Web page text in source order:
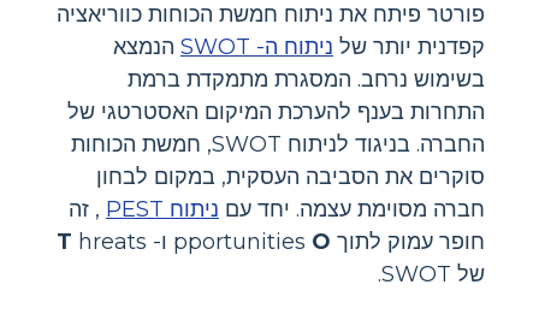
פורטר פיתח את ניתוח חמשת הכוחות כווריאציה
קפדנית יותר של ניתוח ה- SWOT
הנמצא
בשימוש נרחב. המסגרת מתמקדת ברמת
התחרות בענף להערכת המיקום האסטרטגי של
החברה. בניגוד לניתוח SWOT, חמשת הכוחות
סוקרים את הסביבה העסקית, במקום לבחון
חברה מסוימת עצמה. יחד עם ניתוח PEST
, זה
חופר עמוק לתוך pportunities O ו- T hreats
של SWOT.